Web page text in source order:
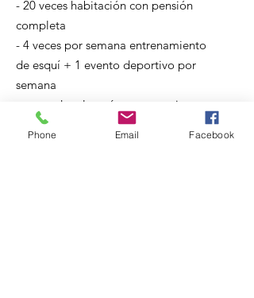
- 20 veces habitación con pensión
completa
- 4 veces por semana entrenamiento
de esquí + 1 evento deportivo por
semana
- pases de telesquí y entrenamiento
incluidos por el tiempo de estar
Phone Email Facebook